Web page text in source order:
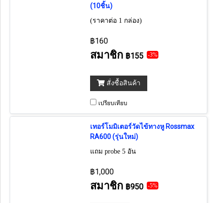
(10ชิ้น)
(ราคาต่อ 1 กล่อง)
฿160
สมาชิก ฿155 -3%
สั่งซื้อสินค้า
เปรียบเทียบ
เทอร์โมมิเตอร์วัดไข้ทางหู Rossmax
RA600 (รุ่นใหม่)
แถม probe 5 อัน
฿1,000
สมาชิก ฿950 -5%